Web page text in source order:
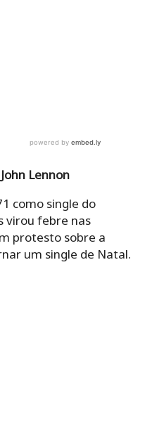
Lennon
como single do
virou febre nas
protesto sobre a
um single de Natal.